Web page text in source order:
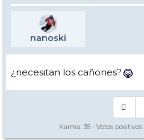
nanoski
¿necesitan los cañones?
Karma: 35 - Votos positivos: